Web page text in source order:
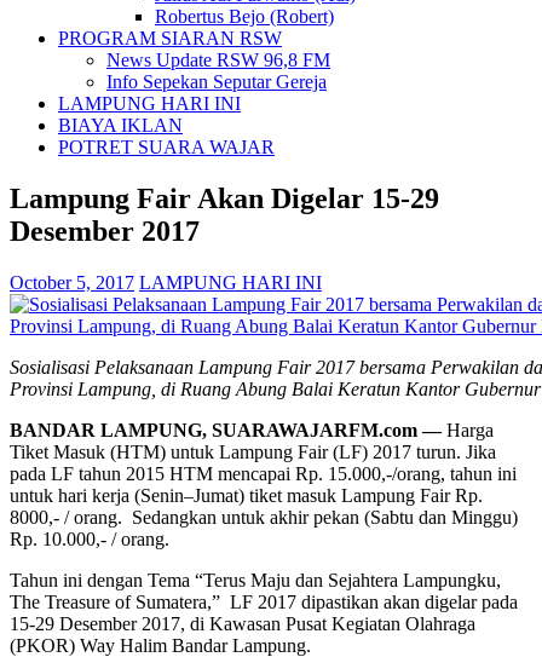
Robertus Bejo (Robert)
PROGRAM SIARAN RSW
News Update RSW 96,8 FM
Info Sepekan Seputar Gereja
LAMPUNG HARI INI
BIAYA IKLAN
POTRET SUARA WAJAR
Lampung Fair Akan Digelar 15-29
Desember 2017
October 5, 2017 LAMPUNG HARI INI
Sosialisasi Pelaksanaan Lampung Fair 2017 bersama Perwakilan
Provinsi Lampung, di Ruang Abung Balai Keratun Kantor
BANDAR LAMPUNG, SUARAWAJARFM.com —Harga
Tiket Masuk (HTM) untuk Lampung Fair (LF) 2017 turun. Jika
pada LF tahun 2015 HTM mencapai Rp. 15.000,-/orang, tahun ini
untuk hari kerja (Senin–Jumat) tiket masuk Lampung Fair Rp.
8000,- / orang. Sedangkan untuk akhir pekan (Sabtu dan Minggu)
Rp. 10.000,- / orang.
Tahun ini dengan Tema “Terus Maju dan Sejahtera Lampungku,
The Treasure of Sumatera,” LF 2017 dipastikan akan digelar pada
15-29 Desember 2017, di Kawasan Pusat Kegiatan Olahraga
(PKOR) Way Halim Bandar Lampung.